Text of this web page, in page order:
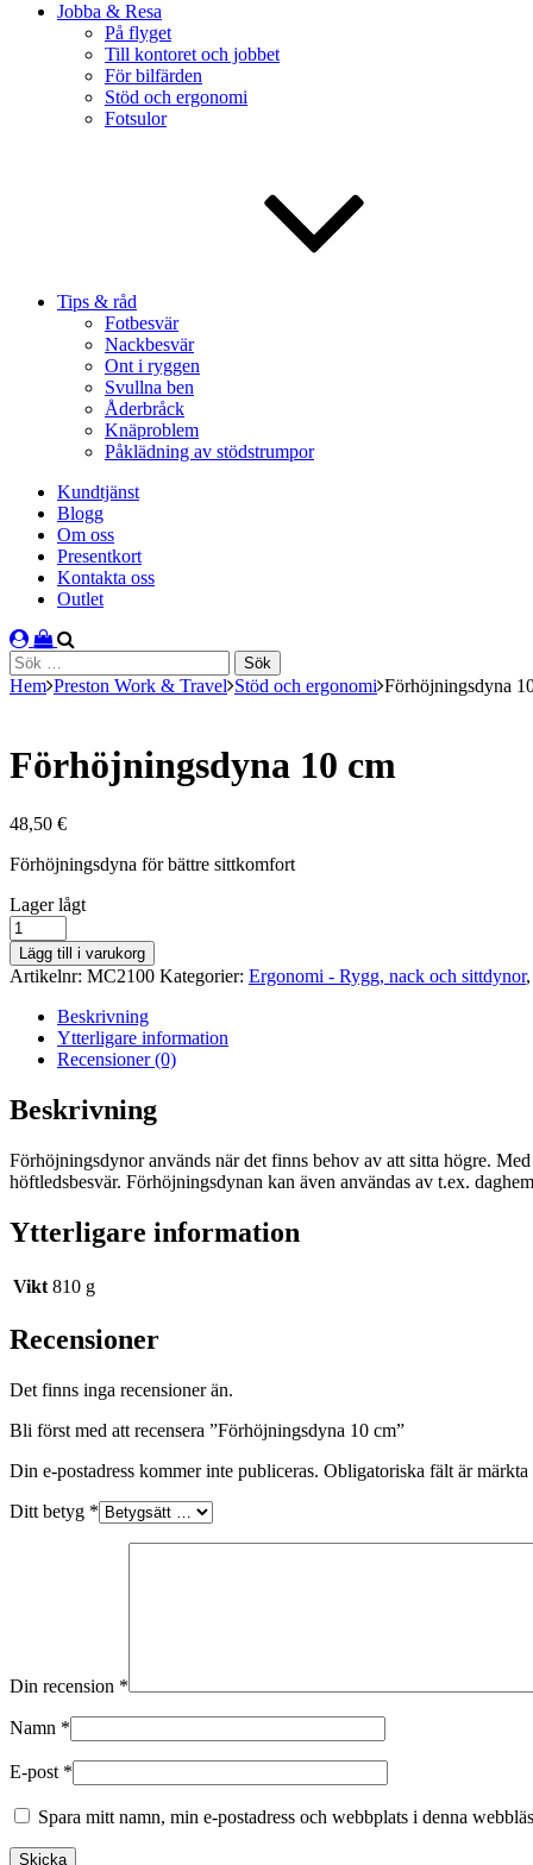
Jobba & Resa
På flyget
Till kontoret och jobbet
För bilfärden
Stöd och ergonomi
Fotsulor
Tips & råd
Fotbesvär
Nackbesvär
Ont i ryggen
Svullna ben
Åderbråck
Knäproblem
Påklädning av stödstrumpor
Kundtjänst
Blogg
Om oss
Presentkort
Kontakta oss
Outlet
Sök
efter:
Hem Preston Work & Travel Stöd och ergonomi Förhöjningsdyna
Förhöjningsdyna 10 cm
48,50 €
Förhöjningsdyna för bättre sittkomfort
lager
saldo
Lager lågt
Förhöjningsdyna
10
cm
mängd
Lägg till i varukorg
Artikelnr: MC2100 Kategorier: Ergonomi - Rygg, nack och sittdynor
Beskrivning
Ytterligare information
Recensioner (0)
Beskrivning
Förhöjningsdynor används när det finns behov av att sitta högre.
höftledsbesvär. Förhöjningsdynan kan även användas av t.ex.
Ytterligare information
Vikt 810 g
Recensioner
Det finns inga recensioner än.
Bli först med att recensera ”Förhöjningsdyna 10 cm”
Din e-postadress kommer inte publiceras. Obligatoriska fält är märkta
Ditt betyg *
Din recension *
Namn *
E-post *
Spara mitt namn, min e-postadress och webbplats i denna
Skicka